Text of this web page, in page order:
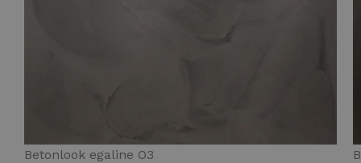
Betonlook egaline O3